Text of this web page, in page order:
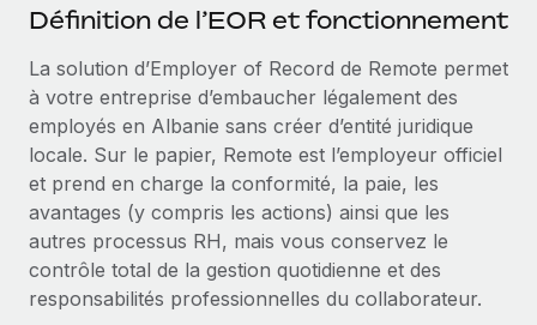
Simplifiez vos processus de présélection des
candidats
Remote Watchtower
Gardez un temps d’avance sur les risques en
matière de conformité
Gestion des appareils
Achetez et suivez vos équipements informatiques
l’IA
ÉTUDES DE CAS
Obtenir de l’aide
Voir toutes les ressources
BLOG
Paie multipays
EOR et PEO
Gestion des freelances
Définition de l’EOR et fonctionnement
La solution d’Employer of Record de Remote permet
à votre entreprise d’embaucher légalement des
employés en Albanie sans créer d’entité juridique
locale. Sur le papier, Remote est l’employeur officiel
et prend en charge la conformité, la paie, les
avantages (y compris les actions) ainsi que les
autres processus RH, mais vous conservez le
contrôle total de la gestion quotidienne et des
responsabilités professionnelles du collaborateur.